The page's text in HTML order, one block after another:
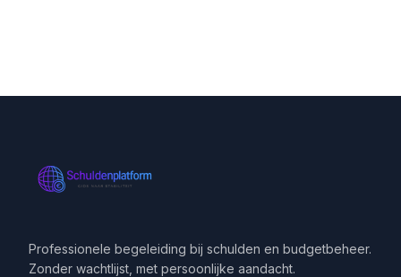
Professionele begeleiding bij schulden en budgetbeheer.
Zonder wachtlijst, met persoonlijke aandacht.